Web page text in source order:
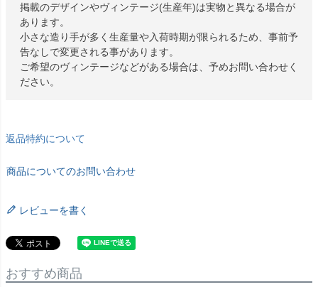
掲載のデザインやヴィンテージ(生産年)は実物と異なる場合が
あります。
小さな造り手が多く生産量や入荷時期が限られるため、事前予
告なしで変更される事があります。
ご希望のヴィンテージなどがある場合は、予めお問い合わせく
ださい。
返品特約について
商品についてのお問い合わせ
レビューを書く
おすすめ商品